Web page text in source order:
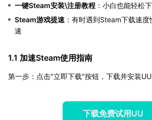
一键Steam安装\注册教程 ：小白也能轻松
Steam游戏提速 ：有时遇到Steam下载速
速
1.1 加速Steam使用指南
第一步：点击"立即下载"按钮，下载并安装UU
下载免费试用UU